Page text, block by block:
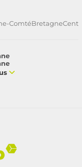
ComtéBretagne